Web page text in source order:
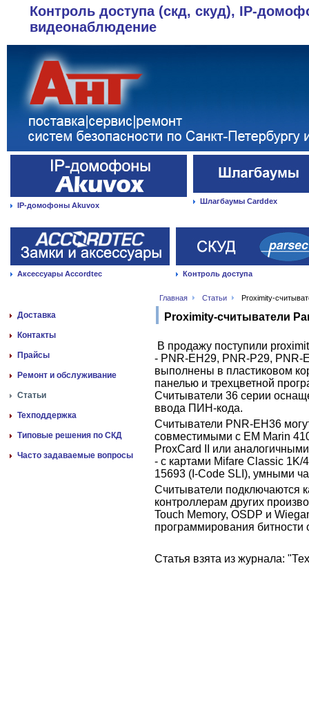
Контроль доступа (скд, скуд), IP-
видеонаблюдение
IP-домофоны Akuvox Шлагбаумы Carddex
Аксессуары Accordtec Контроль доступа
Главная Статьи Proximity-
Доставка
Контакты
Прайсы
Ремонт и обслуживание
Статьи
Техподдержка
Типовые решения по СКД
Часто задаваемые вопросы
Proximity-считыватели
В продажу поступили
- PNR-EH29, PNR-P29, PNR-
выполнены в пластиковом
панелью и трехцветной
Считыватели 36 серии
ввода ПИН-кода.
Считыватели PNR-EH36
совместимыми с EM Marin
ProxCard II или
- с картами Mifare Classic 1K/
15693 (I-Code SLI), умными
Считыватели подключаются
контроллерам других
Touch Memory, OSDP и
программирования битности
Статья взята из журнала: